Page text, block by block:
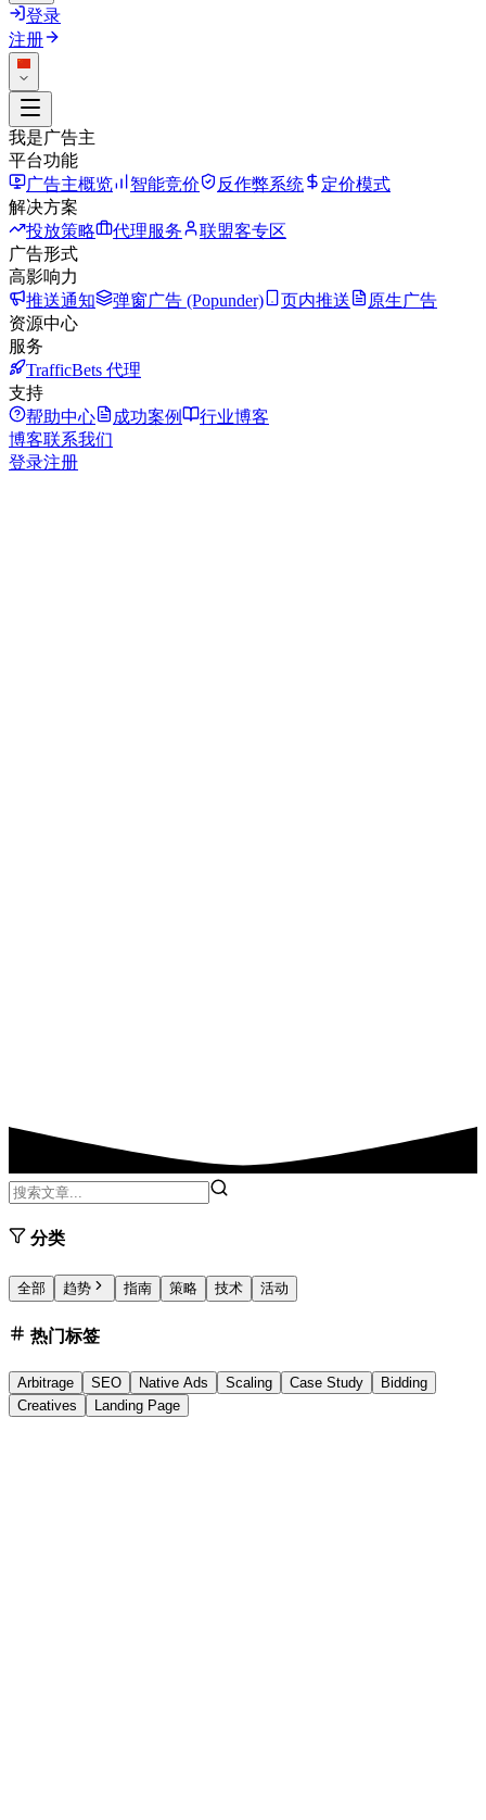
登录
注册
我是广告主
平台功能
广告主概览
智能竞价 反作弊系统
定价模式
解决方案
投放策略
代理服务
联盟客专区
广告形式
高影响力
推送通知
弹窗广告 (Popunder) 页内推送
原生广告
资源中心
服务
TrafficBets 代理
支持
帮助中心
成功案例
行业博客
博客联系我们
登录注册
分类
全部 趋势 指南 策略 技术 活动
热门标签
Arbitrage SEO Native Ads Scaling Case Study
Bidding
Creatives
Landing Page